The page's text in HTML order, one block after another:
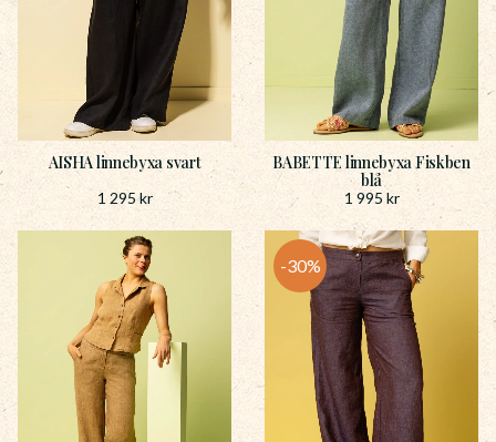
AISHA linnebyxa svart
1 295kr
BABETTE linnebyxa Fiskben
blå
1 995 kr
30%